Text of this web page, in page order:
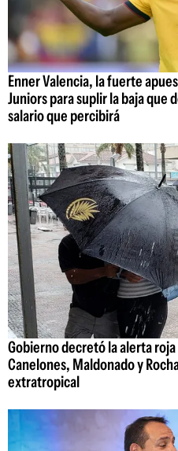
Enner Valencia, la fuerte
Juniors para suplir la baja que
salario que percibirá
Gobierno decretó la alerta
Canelones, Maldonado y
extratropical